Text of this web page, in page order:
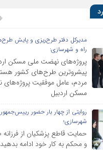
مدیرکل دفتر طرح‌ریزی و پایش
راه و شهرسازی:
پروژه‌های نهضت ملی مسکن
پیشروترین طرح‌های کشور
مردم، عامل موفقیت
مسکن اردبیل
روایتی از چهار بار حضور
شهرسازی؛
حمایت قاطع پزشکیان از
و محکم به کار خود ادامه بدهید